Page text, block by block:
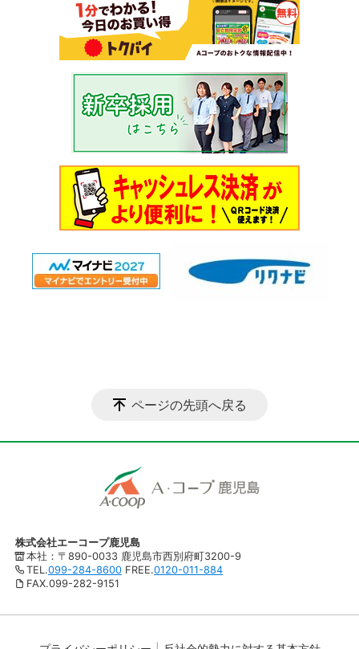
ページの先頭へ戻る
株式会社エーコープ鹿児島
本社：〒890-0033 鹿児島市西別府町3200-9
TEL.099-284-8600FREE.0120-011-884
FAX.099-282-9151